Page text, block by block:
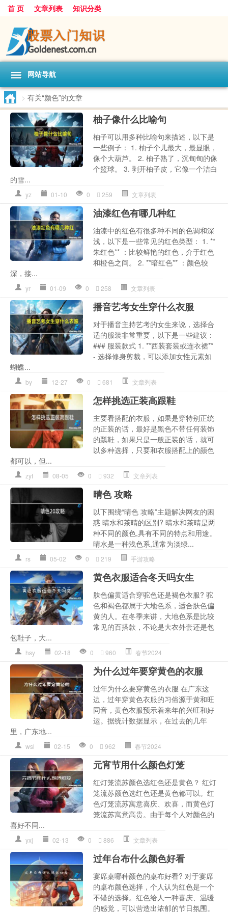
首 页 文章列表 知识分类
网站导航
> 有关“颜色”的文章
柚子像什么比喻句
柚子可以用多种比喻句来描述，以下是
一些例子： 1. 柚子个儿最大，最显眼，
像个大葫芦。 2. 柚子熟了，沉甸甸的像
个篮球。 3. 剥开柚子皮，它像一个洁白
的雪...
yz 01-10 0 259 文章列表
油漆红色有哪几种红
油漆中的红色有很多种不同的色调和深
浅，以下是一些常见的红色类型： 1. **
朱红色** ：比较鲜艳的红色，介于红色
和橙色之间。 2. **暗红色** ：颜色较
深，接...
yr 01-09 0 258 文章列表
播音艺考女生穿什么衣服
对于播音主持艺考的女生来说，选择合
适的服装非常重要，以下是一些建议：
### 服装款式 1. **西装套装或连衣裙**
- 选择修身剪裁，可以添加女性元素如
蝴蝶...
by 12-27 0 681 文章列表
怎样挑选正装高跟鞋
主要看搭配的衣服，如果是穿特别正统
的正装的话，最好是黑色不带任何装饰
的瓢鞋，如果只是一般正装的话，就可
以多种选择，只要和衣服搭配上的颜色
都可以，但...
zyt 08-05 0 932 文章列表
晴色 攻略
以下围绕“晴色 攻略”主题解决网友的困
惑 晴水和茶晴的区别? 晴水和茶晴是两
种不同的颜色,具有不同的特点和用途。
晴水是一种浅色系,通常为淡绿...
rs 05-02 0 219 手游攻略
黄色衣服适合冬天吗女生
肤色偏黄适合穿驼色还是褐色衣服? 驼
色和褐色都属于大地色系，适合肤色偏
黄的人。在冬季来讲，大地色系是比较
常见的百搭款，不论是大衣外套还是包
包鞋子，大...
hsy 02-18 0 960 春节2024
为什么过年要穿黄色的衣服
过年为什么要穿黄色的衣服 在广东这
边，过年穿黄色衣服的习俗源于黄和旺
同音，黄色衣服预示着来年的兴旺和好
运。据统计数据显示，在过去的几年
里，广东地...
wsl 02-15 0 962 春节2024
元宵节用什么颜色灯笼
红灯笼流苏颜色选红色还是黄色？ 红灯
笼流苏颜色选红色还是黄色都可以。红
色灯笼流苏寓意喜庆、欢喜，而黄色灯
笼流苏寓意高贵。由于每个人对颜色的
喜好不同...
yxj 02-13 0 886 文章列表
过年台布什么颜色好看
宴席桌哪种颜色的桌布好看? 对于宴席
的桌布颜色选择，个人认为红色是一个
不错的选择。红色给人一种喜庆、温暖
的感觉，可以营造出浓郁的节日氛围。